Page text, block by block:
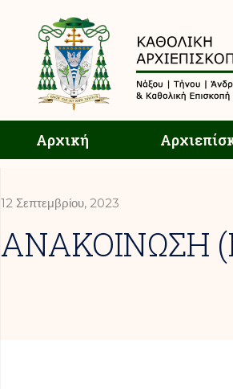
Αρχική
12 Σεπτεμβρίου, 2023
ΑΝΑΚΟΙΝΩΣΗ